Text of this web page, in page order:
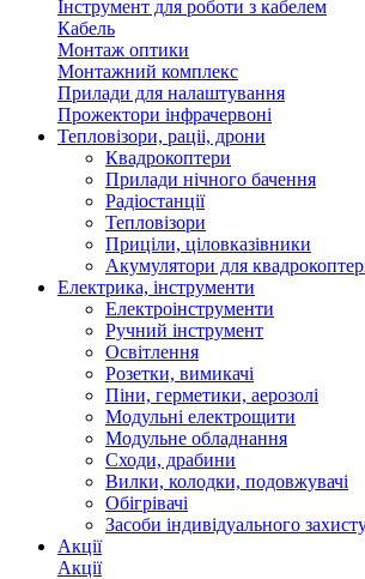
Інструмент для роботи з кабелем
Кабель
Монтаж оптики
Монтажний комплекс
Прилади для налаштування
Прожектори інфрачервоні
Тепловізори, раціі, дрони
Квадрокоптери
Прилади нічного бачення
Радіостанції
Тепловізори
Приціли, ціловказівники
Акумулятори для
Електрика, інструменти
Електроінструменти
Ручний інструмент
Освітлення
Розетки, вимикачі
Піни, герметики, аерозолі
Модульні електрощити
Модульне обладнання
Сходи, драбини
Вилки, колодки, подовжувачі
Обігрівачі
Засоби індивідуального
Акції
Акції